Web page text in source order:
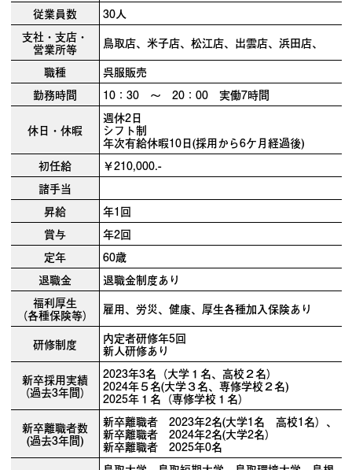
従業員数
30人
支社・支店・
営業所等
鳥取店、米子店、松江店、出雲店、浜田店、
職種
呉服販売
勤務時間
10：30 ～ 20：00 実働7時間
休日・休暇
週休2日
シフト制
年次有給休暇10日(採用から6ケ月経過後)
初任給
￥210,000.-
諸手当
昇給
年1回
賞与
年2回
定年
60歳
退職金
退職金制度あり
福利厚生
（各種保険等） 雇用、労災、健康、厚生各種加入保険あり
研修制度 内定者研修年5回
新人研修あり
新卒採用実績
（過去3年間）
2023年3名（大学１名、高校２名）
2024年５名(大学３名、専修学校２名)
2025年１名（専修学校１名）
新卒離職者数
(過去3年間)
新卒離職者 2023年2名(大学1名 高校1名）、
新卒離職者 2024年2名(大学2名）
新卒離職者 2025年0名